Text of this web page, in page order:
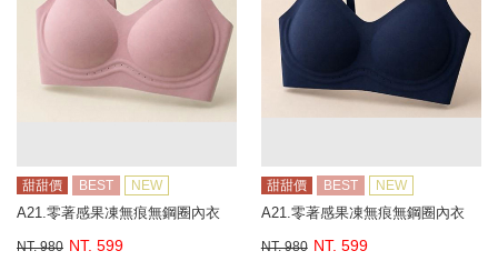
甜甜價 BEST NEW
A21.零著感果凍無痕無鋼圈內衣
NT. 980 NT. 599
甜甜價 BEST NEW
A21.零著感果凍無痕無鋼圈內衣
NT. 980 NT. 599